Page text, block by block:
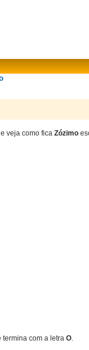
veja como fica Zózimo
termina com a letra O.